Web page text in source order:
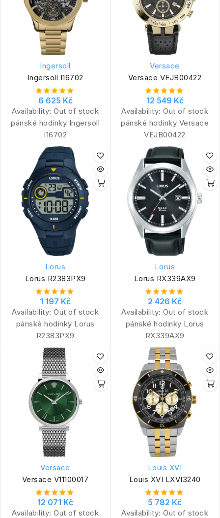
Ingersoll
Ingersoll I16702
6 625 Kč
Availability: Out of stock
pánské hodinky Ingersoll
I16702
Versace
Versace VEJB00422
12 549 Kč
Availability: Out of stock
pánské hodinky Versace
VEJB00422
Lorus
Lorus R2383PX9
1 197 Kč
Availability: Out of stock
pánské hodinky Lorus
R2383PX9
Lorus
Lorus RX339AX9
2 426 Kč
Availability: Out of stock
pánské hodinky Lorus
RX339AX9
Versace
Versace V11100017
12 071 Kč
Availability: Out of stock
Louis XVI
Louis XVI LXVI3240
5 782 Kč
Availability: Out of stock